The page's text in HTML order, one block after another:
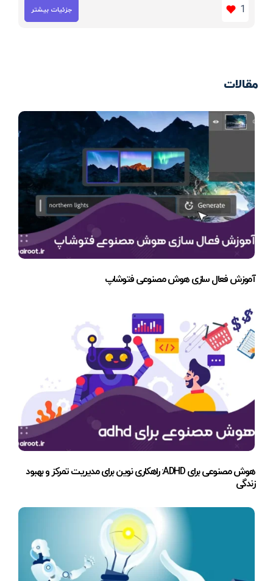
1 جزئیات بیشتر
مقالات
آموزش فعال سازی هوش مصنوعی فتوشاپ
هوش مصنوعی برای ADHD: راهکاری نوین برای مدیریت تمرکز و بهبود
زندگی